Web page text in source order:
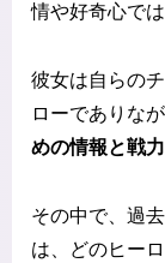
情や好奇心で
彼女は自らの
ローでありなが
めの情報と戦
その中で、過
は、どのヒー